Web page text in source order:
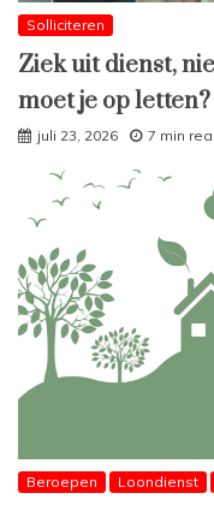
Solliciteren
Ziek uit dienst,
moet je op letten?
juli 23, 2026 7 min
Beroepen Loondienst